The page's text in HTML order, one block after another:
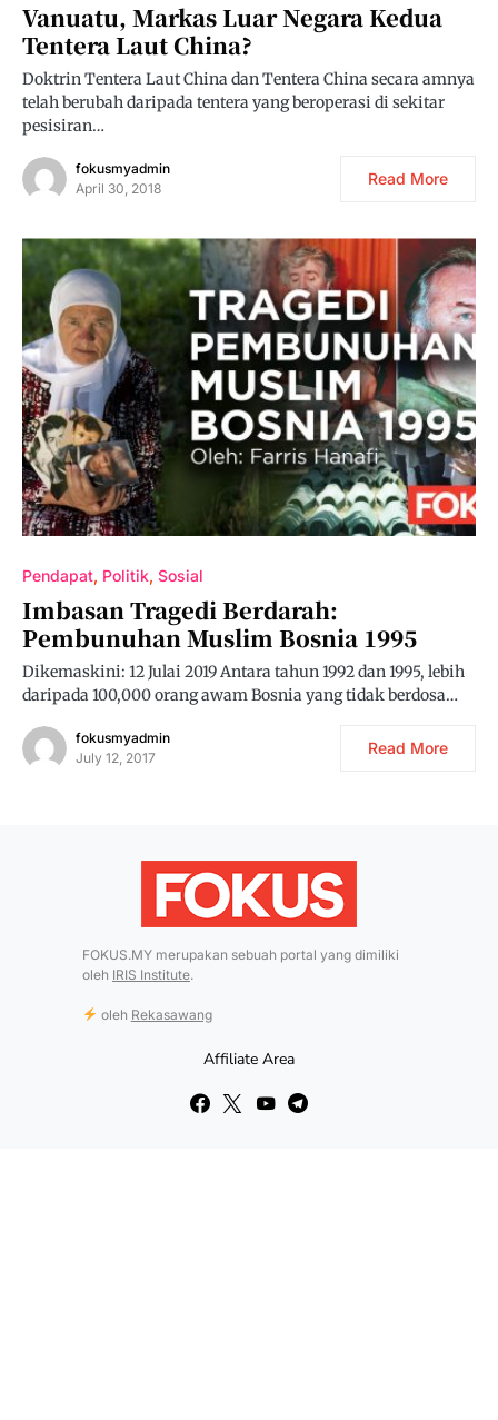
Vanuatu, Markas Luar Negara Kedua
Tentera Laut China?
Doktrin Tentera Laut China dan Tentera China secara amnya
telah berubah daripada tentera yang beroperasi di sekitar
pesisiran…
fokusmyadmin
April 30, 2018
Read More
Pendapat Politik Sosial
Imbasan Tragedi Berdarah:
Pembunuhan Muslim Bosnia 1995
Dikemaskini: 12 Julai 2019 Antara tahun 1992 dan 1995, lebih
daripada 100,000 orang awam Bosnia yang tidak berdosa…
fokusmyadmin
July 12, 2017
Read More
FOKUS.MY merupakan sebuah portal yang dimiliki
oleh IRIS Institute.
oleh Rekasawang
Affiliate Area